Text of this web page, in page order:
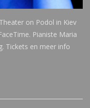
on Podol in Kiev
Pianiste Maria
Tickets en meer info